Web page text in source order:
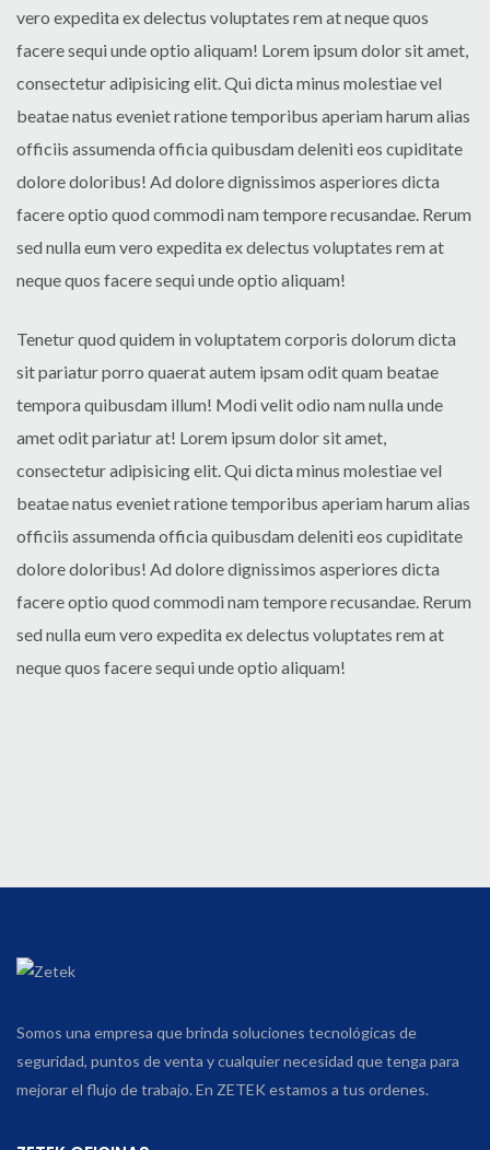
vero expedita ex delectus voluptates rem at neque quos
facere sequi unde optio aliquam! Lorem ipsum dolor sit amet,
consectetur adipisicing elit. Qui dicta minus molestiae vel
beatae natus eveniet ratione temporibus aperiam harum alias
officiis assumenda officia quibusdam deleniti eos cupiditate
dolore doloribus! Ad dolore dignissimos asperiores dicta
facere optio quod commodi nam tempore recusandae. Rerum
sed nulla eum vero expedita ex delectus voluptates rem at
neque quos facere sequi unde optio aliquam!
Tenetur quod quidem in voluptatem corporis dolorum dicta
sit pariatur porro quaerat autem ipsam odit quam beatae
tempora quibusdam illum! Modi velit odio nam nulla unde
amet odit pariatur at! Lorem ipsum dolor sit amet,
consectetur adipisicing elit. Qui dicta minus molestiae vel
beatae natus eveniet ratione temporibus aperiam harum alias
officiis assumenda officia quibusdam deleniti eos cupiditate
dolore doloribus! Ad dolore dignissimos asperiores dicta
facere optio quod commodi nam tempore recusandae. Rerum
sed nulla eum vero expedita ex delectus voluptates rem at
neque quos facere sequi unde optio aliquam!
Somos una empresa que brinda soluciones tecnológicas de
seguridad, puntos de venta y cualquier necesidad que tenga para
mejorar el flujo de trabajo. En ZETEK estamos a tus ordenes.